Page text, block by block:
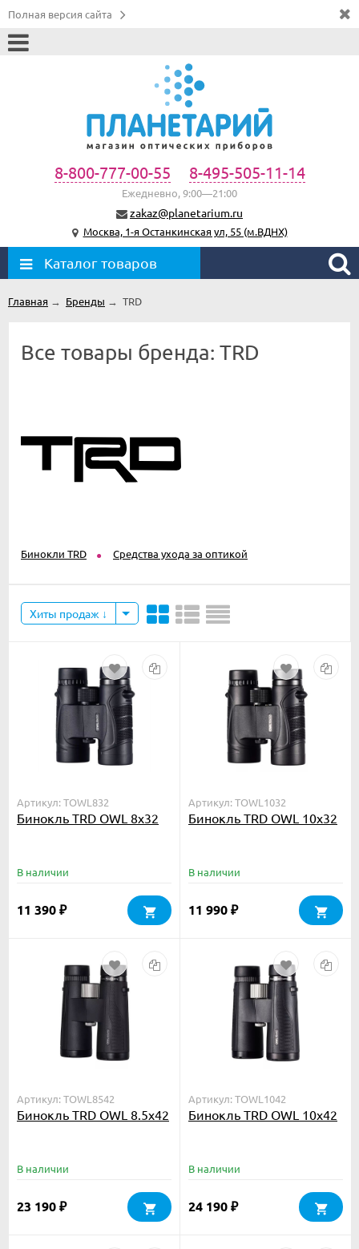
Полная версия сайта
8-800-777-00-55 8-495-505-11-14
Ежедневно, 9:00—21:00
zakaz@planetarium.ru
Москва, 1-я Останкинская ул, 55 (м.ВДНХ)
Каталог товаров
Главная → Бренды → TRD
Все товары бренда: TRD
Бинокли TRD Средства ухода за оптикой
Хиты продаж
Артикул: TOWL832
Бинокль TRD OWL 8x32
В наличии
11 390 ₽
Артикул: TOWL1032
Бинокль TRD OWL 10x32
В наличии
11 990 ₽
Артикул: TOWL8542
Бинокль TRD OWL 8.5x42
В наличии
23 190 ₽
Артикул: TOWL1042
Бинокль TRD OWL 10x42
В наличии
24 190 ₽